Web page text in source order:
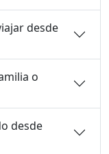
desde
o
desde